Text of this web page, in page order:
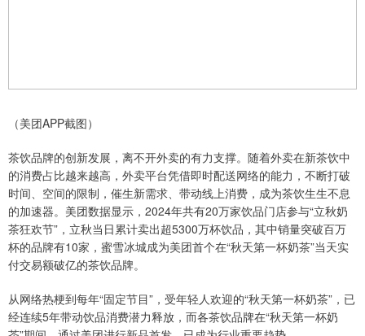
（美团APP截图）
茶饮品牌的创新发展，离不开外卖的有力支撑。随着外卖在新茶饮中
的消费占比越来越高，外卖平台凭借即时配送网络的能力，不断打破
时间、空间的限制，催生新需求、带动线上消费，成为茶饮生生不息
的加速器。美团数据显示，2024年共有20万家饮品门店参与“立秋奶
茶狂欢节”，立秋当日累计卖出超5300万杯饮品，其中销量突破百万
杯的品牌有10家，蜜雪冰城成为美团首个在“秋天第一杯奶茶”当天实
付交易额破亿的茶饮品牌。
从网络热梗到每年“固定节目”，受年轻人欢迎的“秋天第一杯奶茶”，已
经连续5年带动饮品消费潜力释放，而各茶饮品牌在“秋天第一杯奶